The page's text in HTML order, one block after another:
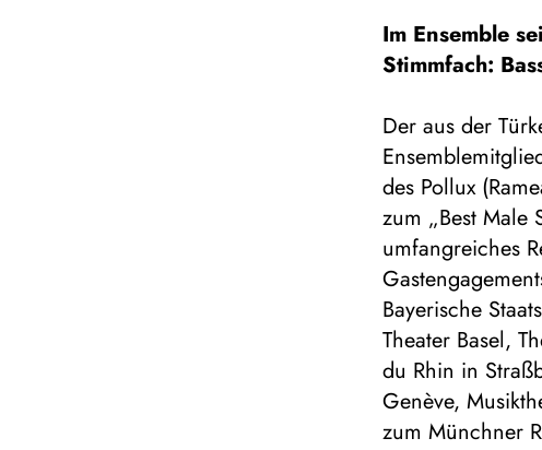
Im Ensemble
Stimmfach:
Der aus der
des Pollux
zum „Best Male
umfangreiches
Bayerische
Theater Basel,
du Rhin in
Genève,
zum Münchner